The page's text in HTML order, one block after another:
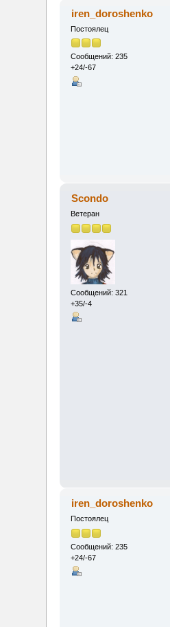
iren_doroshenko
Постоялец
Сообщений: 235
+24/-67
Scondo
Ветеран
Сообщений: 321
+35/-4
iren_doroshenko
Постоялец
Сообщений: 235
+24/-67